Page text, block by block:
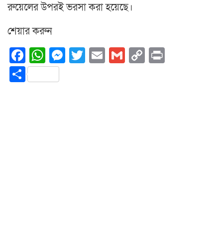
রুয়েলের উপরই ভরসা করা হয়েছে।
শেয়ার করুন
Facebook
WhatsApp
Messenger
Twitter
EmailGmail
Copy
Share